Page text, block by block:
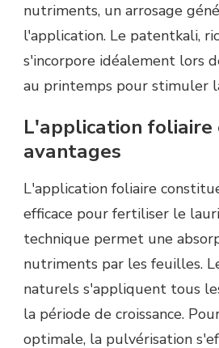
nutriments, un arrosage
l'application. Le patentkali,
s'incorpore idéalement lors
au printemps pour stimuler
L'application foliaire
avantages
L'application foliaire
efficace pour fertiliser le
technique permet une
nutriments par les feuilles.
naturels s'appliquent tous
la période de croissance.
optimale, la pulvérisation